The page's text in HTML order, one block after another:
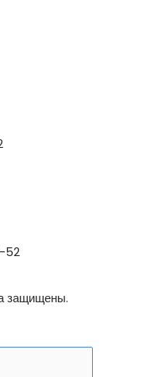
52
защищены.